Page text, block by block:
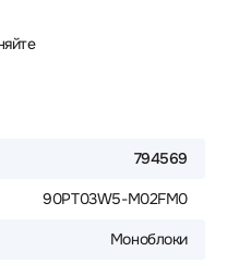
794569
90PT03W5-M02FM0
Моноблоки